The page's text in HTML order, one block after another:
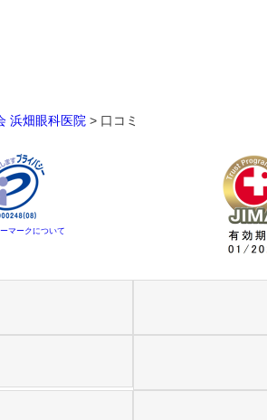
浜畑眼科医院 > 口コミ
マークについて